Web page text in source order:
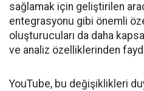
sağlamak için geliştirilen
entegrasyonu gibi önemli
oluşturucuları da daha
ve analiz özelliklerinden
YouTube, bu değişiklikleri